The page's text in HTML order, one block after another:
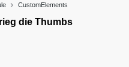
CustomElements
die Thumbs